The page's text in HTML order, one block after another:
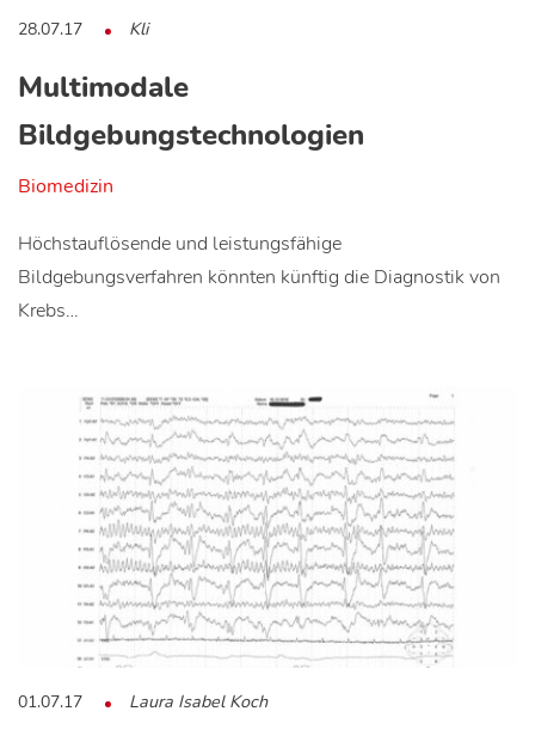
28.07.17 Kli
Multimodale
Bildgebungstechnologien
Biomedizin
Höchstauflösende und leistungsfähige
Bildgebungsverfahren könnten künftig die Diagnostik von
Krebs…
01.07.17 Laura Isabel Koch